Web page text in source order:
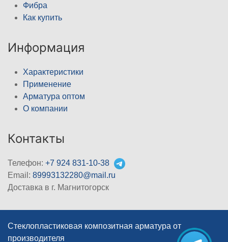
Фибра
Как купить
Информация
Характеристики
Применение
Арматура оптом
О компании
Контакты
Телефон: +7 924 831-10-38
Email: 89993132280@mail.ru
Доставка в г. Магнитогорск
Стеклопластиковая композитная арматура от
производителя